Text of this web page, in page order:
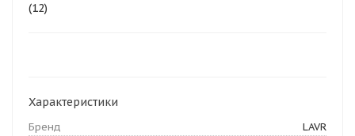
(12)
Характеристики
Бренд
LAVR